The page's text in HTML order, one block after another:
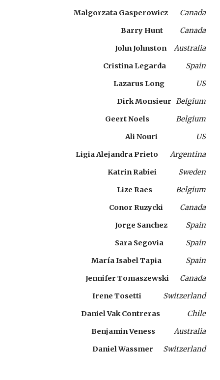
Malgorzata Gasperowicz
Canada
Barry Hunt
Canada
John Johnston
Australia
Cristina Legarda
Spain
Lazarus Long
US
Dirk Monsieur Belgium
Geert Noels
Belgium
Ali Nouri
US
Ligia Alejandra Prieto
Argentina
Katrin Rabiei
Sweden
Lize Raes
Belgium
Conor Ruzycki
Canada
Jorge Sanchez
Spain
Sara Segovia
Spain
María Isabel Tapia
Spain
Jennifer Tomaszewski
Canada
Irene Tosetti
Switzerland
Daniel Vak Contreras
Chile
Benjamin Veness
Australia
Daniel Wassmer
Switzerland